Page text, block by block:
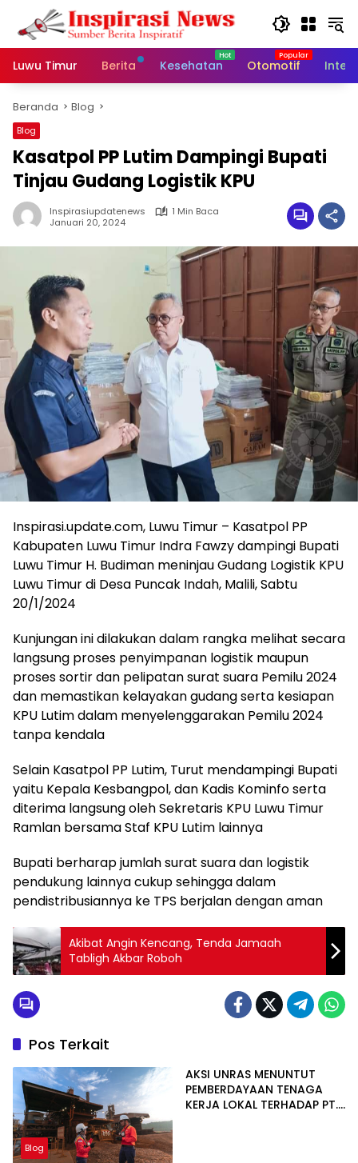
Langsung
konten
Luwu Timur
Berita Kesehatan Otomotif
Beranda Blog
Blog
Kasatpol PP Lutim Dampingi Bupati
Tinjau Gudang Logistik KPU
Inspirasiupdatenews
1 Min Baca
Januari 20, 2024
Inspirasi.update.com, Luwu Timur – Kasatpol PP
Kabupaten Luwu Timur Indra Fawzy dampingi Bupati
Luwu Timur H. Budiman meninjau Gudang Logistik KPU
Luwu Timur di Desa Puncak Indah, Malili, Sabtu
20/1/2024
Kunjungan ini dilakukan dalam rangka melihat secara
langsung proses penyimpanan logistik maupun
proses sortir dan pelipatan surat suara Pemilu 2024
dan memastikan kelayakan gudang serta kesiapan
KPU Lutim dalam menyelenggarakan Pemilu 2024
tanpa kendala
Selain Kasatpol PP Lutim, Turut mendampingi Bupati
yaitu Kepala Kesbangpol, dan Kadis Kominfo serta
diterima langsung oleh Sekretaris KPU Luwu Timur
Ramlan bersama Staf KPU Lutim lainnya
Bupati berharap jumlah surat suara dan logistik
pendukung lainnya cukup sehingga dalam
pendistribusiannya ke TPS berjalan dengan aman
Akibat Angin Kencang, Tenda Jamaah
Tabligh Akbar Roboh
Pos Terkait
Blog
AKSI UNRAS MENUNTUT
PEMBERDAYAAN TENAGA
KERJA LOKAL TERHADAP PT.